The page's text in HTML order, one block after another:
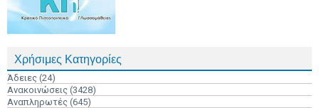
Χρήσιμες Κατηγορίες
Άδειες (24)
Ανακοινώσεις (3428)
Αναπληρωτές (645)